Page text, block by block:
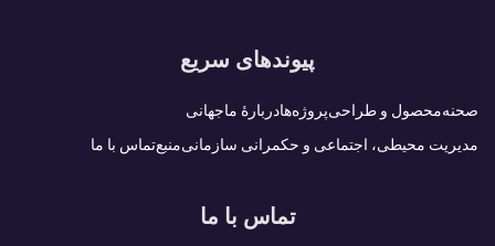
پیوندهای سریع
صحنهمحصول و طراحیپروژه‌هادربارهٔ ماجهانی
مدیریت محیطی، اجتماعی و حکمرانی سازمانیمنبعتماس با ما
تماس با ما